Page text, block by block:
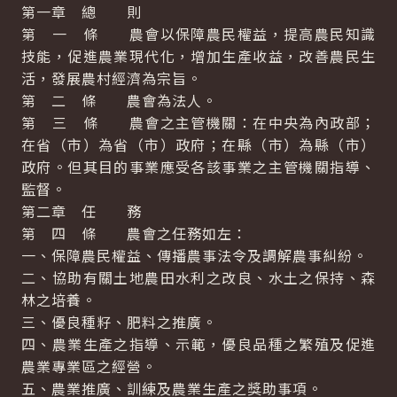
第一章 總 則
第 一 條 農會以保障農民權益，提高農民知識
技能，促進農業現代化，增加生產收益，改善農民生
活，發展農村經濟為宗旨。
第 二 條 農會為法人。
第 三 條 農會之主管機關：在中央為內政部；
在省（市）為省（市）政府；在縣（市）為縣（市）
政府。但其目的事業應受各該事業之主管機關指導、
監督。
第二章 任 務
第 四 條 農會之任務如左：
一、保障農民權益、傳播農事法令及調解農事糾紛。
二、協助有關土地農田水利之改良、水土之保持、森
林之培養。
三、優良種籽、肥料之推廣。
四、農業生產之指導、示範，優良品種之繁殖及促進
農業專業區之經營。
五、農業推廣、訓練及農業生產之獎助事項。